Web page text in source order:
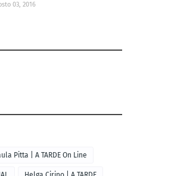
03, 2016
Pitta | A TARDE On Line